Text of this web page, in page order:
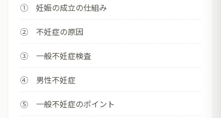
① 妊娠の成立の仕組み
② 不妊症の原因
③ 一般不妊症検査
④ 男性不妊症
⑤ 一般不妊症のポイント